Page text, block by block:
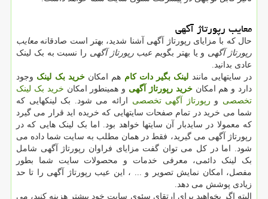
معایب رپورتاژ آگهی
حال که با مزایای رپورتاژ آگهی آشنا شدید، بهتر است صادقانه معایب
رپورتاژ آگهی و یا بهتر بگویم عیب رپورتاژ آگهی را نسبت به بک لینک
عادی بدانید.
در سایتهایی مانند لینک بگیر دات کام هم امکانخرید بک لینک وجود
دارد و هم امکانخرید رپورتاژ آگهی و همینطور امکان خرید بک لینک
تخصصی و رپورتاژ آگهی تخصصی ارائه می شود. بک لینکهایی که
شما می خرید در تمام صفحات سایتهایی که خریده اید قرار می گیرد
که معمولا در سایدبار آن سایتها خواهد بود. اما بک لینک هایی که در
رپورتاژ آگهی می گیرید، فقط در همان مطلب به سایت شما داده می
شود. اما در کل می توان گفت مزایای فراوان رپورتاژ آگهی شامل
بک لینک دائمی، معرفی خدمات و محصولات سایت شما بطور
مفصل، امکان نمایش تصویر و ... ، این عیب رپورتاژ آگهی را تا حد
زیادی پوشش می دهد.
البته اگر بخواهید برای ارتقای سئوی سایت خود بیشتر هزینه کنید، می